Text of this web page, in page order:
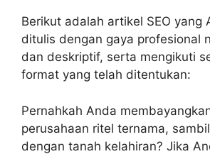
Berikut adalah artikel SEO yang
ditulis dengan gaya profesional
dan deskriptif, serta mengikuti
format yang telah ditentukan:
Pernahkah Anda
perusahaan ritel ternama,
dengan tanah kelahiran? Jika